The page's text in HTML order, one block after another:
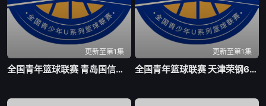
更新至第1集
全国青年篮球联赛 青岛国信海天92-71山西汾酒20260803
更新至第1集
全国青年篮球联赛 天津荣钢66-79吉林东北虎20260804